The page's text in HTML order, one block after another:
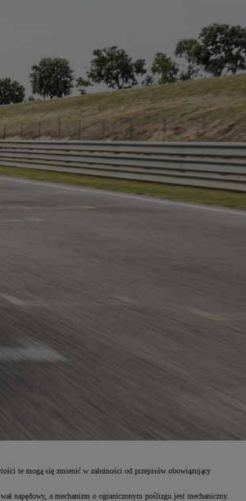
te mogą się zmienić w zależności od przepisów obowiązujący
napędowy, a mechanizm o ograniczonym poślizgu jest mechaniczny.